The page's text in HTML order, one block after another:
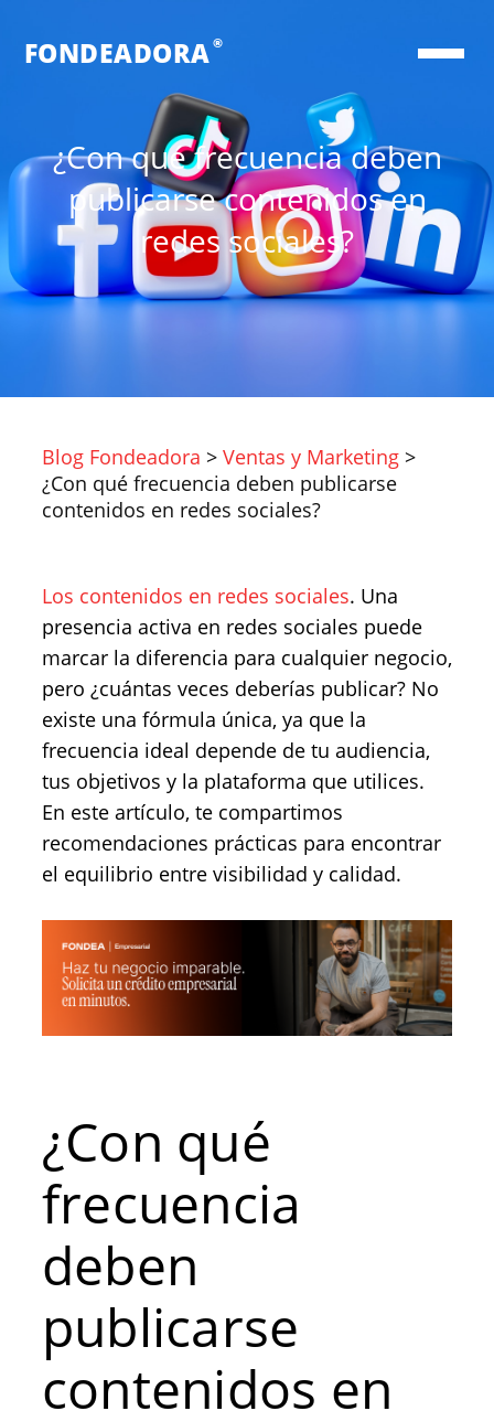
FONDEADORA ®
¿Con qué frecuencia deben
publicarse contenidos en
redes sociales?
Blog Fondeadora > Ventas y Marketing >
¿Con qué frecuencia deben publicarse
contenidos en redes sociales?
Los contenidos en redes sociales. Una
presencia activa en redes sociales puede
marcar la diferencia para cualquier negocio,
pero ¿cuántas veces deberías publicar? No
existe una fórmula única, ya que la
frecuencia ideal depende de tu audiencia,
tus objetivos y la plataforma que utilices.
En este artículo, te compartimos
recomendaciones prácticas para encontrar
el equilibrio entre visibilidad y calidad.
¿Con qué
frecuencia
deben
publicarse
contenidos en